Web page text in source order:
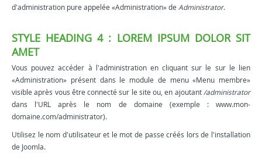
d'administration pure appelée «Administration» de Administrator.
STYLE HEADING 4 : LOREM IPSUM DOLOR SIT
AMET
Vous pouvez accéder à l'administration en cliquant sur le sur le lien
«Administration» présent dans le module de menu «Menu membre»
visible après vous être connecté sur le site ou, en ajoutant /administrator
dans l'URL après le nom de domaine (exemple : www.mon-
domaine.com/administrator).
Utilisez le nom d'utilisateur et le mot de passe créés lors de l'installation
de Joomla.